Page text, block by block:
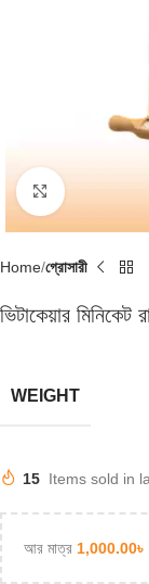
Click to
Home গ্রোসারী
ভিটাকেয়ার
WEIGHT
15 Items sold in
আর মাত্র 1,000.00৳